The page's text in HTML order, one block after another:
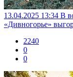
13.04.2025 13:34 В
«Дивногорье»
2240
0
0